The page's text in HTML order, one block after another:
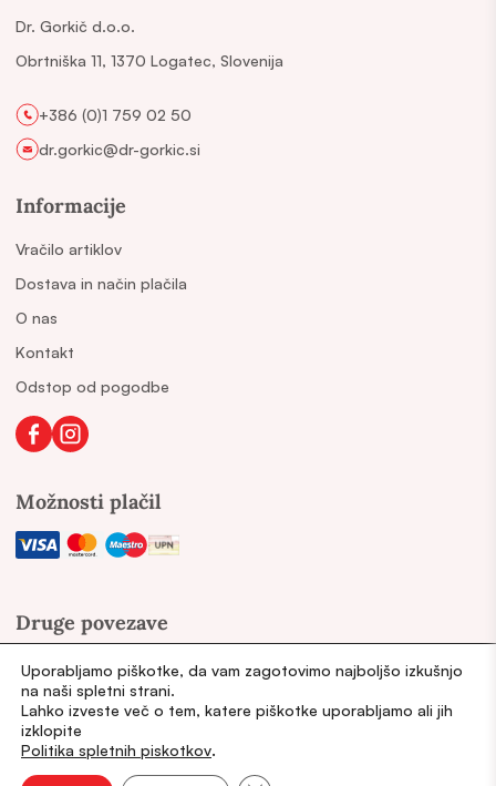
Dr. Gorkič d.o.o.
Obrtniška 11, 1370 Logatec, Slovenija
+386 (0)1 759 02 50
dr.gorkic@dr-gorkic.si
Informacije
Vračilo artiklov
Dostava in način plačila
O nas
Kontakt
Odstop od pogodbe
Možnosti plačil
Druge povezave
vaginalna-vnetja.si
utrujena.si
Uporabljamo piškotke, da vam zagotovimo najboljšo izkušnjo
na naši spletni strani.
Lahko izveste več o tem, katere piškotke uporabljamo ali jih
izklopite
Politika spletnih piskotkov.